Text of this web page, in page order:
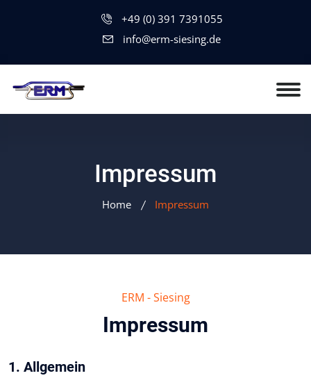
+49 (0) 391 7391055
info@erm-siesing.de
Impressum
Home Impressum
ERM - Siesing
Impressum
1. Allgemein